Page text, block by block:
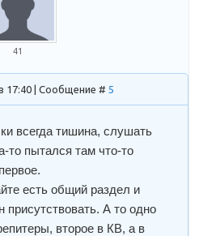
41
17:40 | Сообщение #5
всегда тишина, слушать
то пытался там что-то
есть общий раздел и
А то одно
второе в КВ, а в